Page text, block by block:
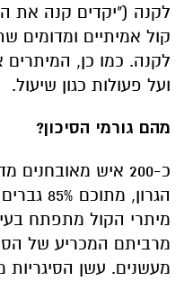
לקנה ("יקדים קנה את
קול אמיתיים ומדומים
לקנה. כמו כן, המיתרים
ועל פעולות כגון שיעול.
מהם גורמי הסיכון?
כ-200 איש
הגרון, מתוכם 85% גברים ו-15% נשים.
מיתרי הקול מתפתח
מרביתם המכריע של
מעשנים. עשן